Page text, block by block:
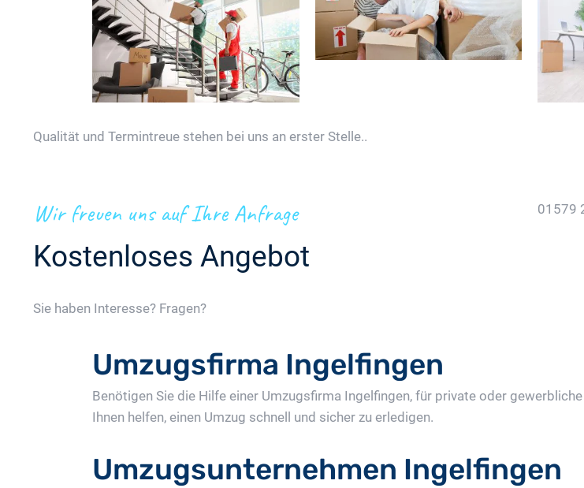
Qualität und Termintreue stehen bei uns an erster Stelle..
Wir freuen uns auf Ihre Anfrage
Kostenloses Angebot
Sie haben Interesse? Fragen?
01579
Umzugsfirma Ingelfingen
Benötigen Sie die Hilfe einer Umzugsfirma Ingelfingen, für private oder
Ihnen helfen, einen Umzug schnell und sicher zu erledigen.
Umzugsunternehmen Ingelfingen